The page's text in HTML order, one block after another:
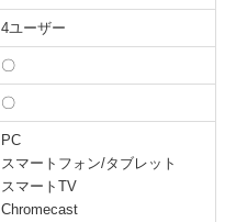
4ユーザー
〇
〇
PC
スマートフォン/タブレット
スマートTV
Chromecast